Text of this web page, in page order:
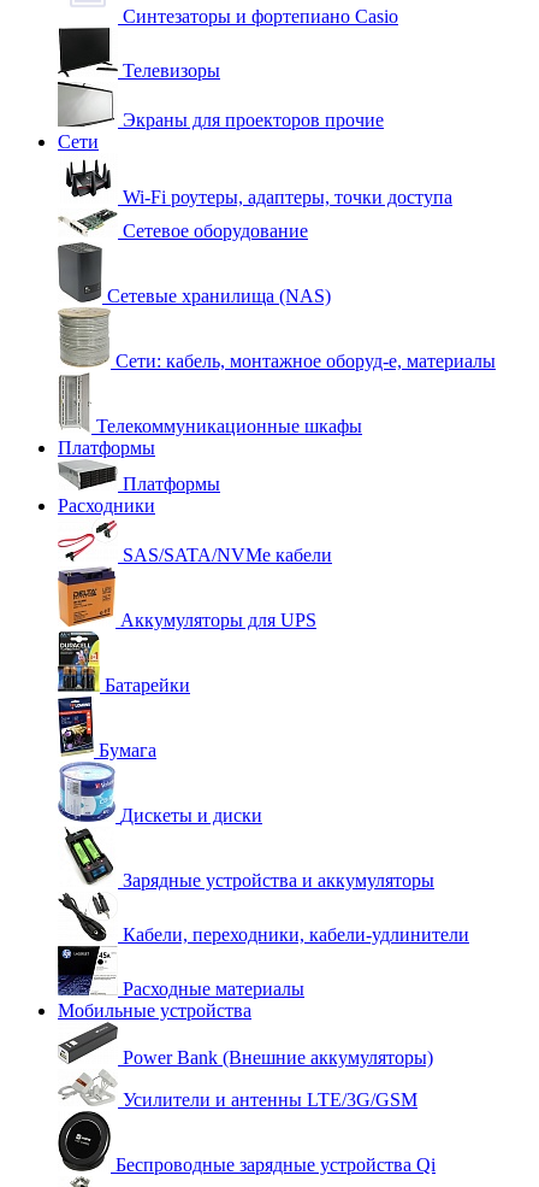
Синтезаторы и фортепиано Casio
Телевизоры
Экраны для проекторов прочие
Сети
Wi-Fi роутеры, адаптеры, точки доступа
Сетевое оборудование
Сетевые хранилища (NAS)
Сети: кабель, монтажное оборуд-е, материалы
Телекоммуникационные шкафы
Платформы
Платформы
Расходники
SAS/SATA/NVMe кабели
Аккумуляторы для UPS
Батарейки
Бумага
Дискеты и диски
Зарядные устройства и аккумуляторы
Кабели, переходники, кабели-удлинители
Расходные материалы
Мобильные устройства
Power Bank (Внешние аккумуляторы)
Усилители и антенны LTE/3G/GSM
Беспроводные зарядные устройства Qi